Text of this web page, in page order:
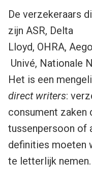
De verzekeraars
zijn ASR, Delta
Lloyd, OHRA,
Univé, Nationale
Het is een
direct writers:
consument zaken
tussenpersoon of
definities moeten
te letterlijk nemen.